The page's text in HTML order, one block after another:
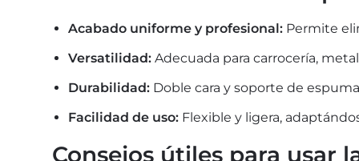
Acabado uniforme y profesional:Permite
Versatilidad:Adecuada para carrocería,
Durabilidad:Doble cara y soporte de
Facilidad de uso:Flexible y ligera,
Consejos útiles para usar